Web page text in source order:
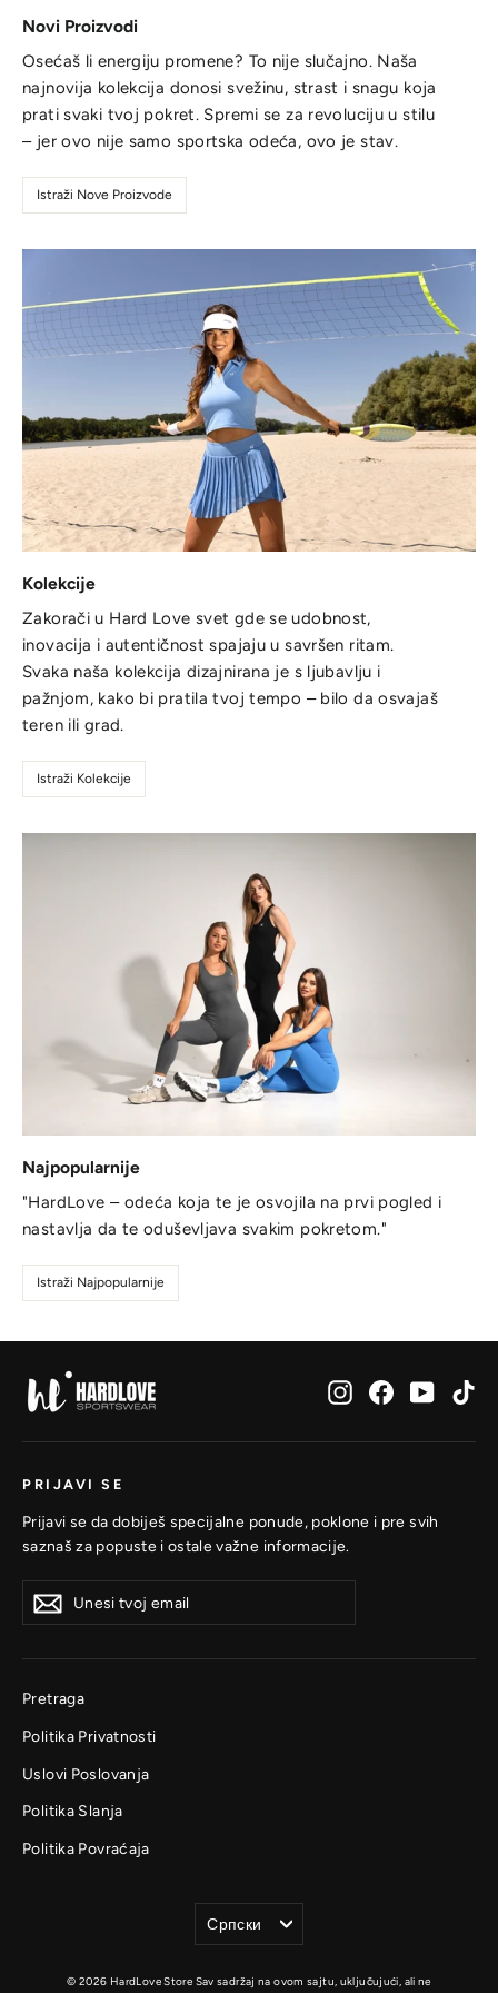
Novi Proizvodi
Osećaš li energiju promene? To nije slučajno. Naša
najnovija kolekcija donosi svežinu, strast i snagu koja
prati svaki tvoj pokret. Spremi se za revoluciju u stilu
– jer ovo nije samo sportska odeća, ovo je stav.
Istraži Nove Proizvode
Kolekcije
Zakorači u Hard Love svet gde se udobnost,
inovacija i autentičnost spajaju u savršen ritam.
Svaka naša kolekcija dizajnirana je s ljubavlju i
pažnjom, kako bi pratila tvoj tempo – bilo da osvajaš
teren ili grad.
Istraži Kolekcije
Najpopularnije
"HardLove – odeća koja te je osvojila na prvi pogled i
nastavlja da te oduševljava svakim pokretom."
Istraži Najpopularnije
InstagramFacebook
PRIJAVI SE
Prijavi se da dobiješ specijalne ponude, poklone i pre svih
saznaš za popuste i ostale važne informacije.
tvoj
se
Prijavi
se
Pretraga
Politika Privatnosti
Uslovi Poslovanja
Politika Slanja
Politika Povraćaja
Jezik
Српски
© 2026 HardLove Store Sav sadržaj na ovom sajtu, uključujući, ali ne